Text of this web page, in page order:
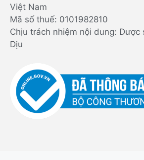
Việt Nam
Mã số thuế: 0101982810
Chịu trách nhiệm nội dung: Dược
Dịu